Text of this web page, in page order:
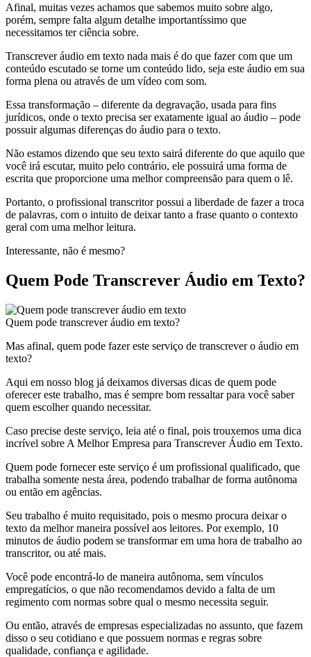
Afinal, muitas vezes achamos que sabemos muito sobre algo,
porém, sempre falta algum detalhe importantíssimo que
necessitamos ter ciência sobre.
Transcrever áudio em texto nada mais é do que fazer com que um
conteúdo escutado se torne um conteúdo lido, seja este áudio em sua
forma plena ou através de um vídeo com som.
Essa transformação – diferente da degravação, usada para fins
jurídicos, onde o texto precisa ser exatamente igual ao áudio – pode
possuir algumas diferenças do áudio para o texto.
Não estamos dizendo que seu texto sairá diferente do que aquilo que
você irá escutar, muito pelo contrário, ele possuirá uma forma de
escrita que proporcione uma melhor compreensão para quem o lê.
Portanto, o profissional transcritor possui a liberdade de fazer a troca
de palavras, com o intuito de deixar tanto a frase quanto o contexto
geral com uma melhor leitura.
Interessante, não é mesmo?
Quem Pode Transcrever Áudio em Texto?
Quem pode transcrever áudio em texto?
Mas afinal, quem pode fazer este serviço de transcrever o áudio em
texto?
Aqui em nosso blog já deixamos diversas dicas de quem pode
oferecer este trabalho, mas é sempre bom ressaltar para você saber
quem escolher quando necessitar.
Caso precise deste serviço, leia até o final, pois trouxemos uma dica
incrível sobre A Melhor Empresa para Transcrever Áudio em Texto.
Quem pode fornecer este serviço é um profissional qualificado, que
trabalha somente nesta área, podendo trabalhar de forma autônoma
ou então em agências.
Seu trabalho é muito requisitado, pois o mesmo procura deixar o
texto da melhor maneira possível aos leitores. Por exemplo, 10
minutos de áudio podem se transformar em uma hora de trabalho ao
transcritor, ou até mais.
Você pode encontrá-lo de maneira autônoma, sem vínculos
empregatícios, o que não recomendamos devido a falta de um
regimento com normas sobre qual o mesmo necessita seguir.
Ou então, através de empresas especializadas no assunto, que fazem
disso o seu cotidiano e que possuem normas e regras sobre
qualidade, confiança e agilidade.